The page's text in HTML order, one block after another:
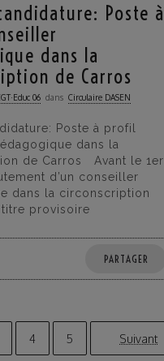
Poste à
dans la
de Carros
06 dans Circulaire DASEN
Poste à profil
dans la
de Carros Avant le 1er
d’un conseiller
dans la circonscription
provisoire
PARTAGER
4 5 Suivant